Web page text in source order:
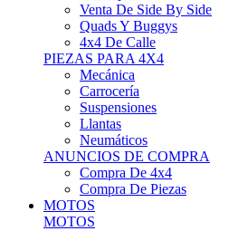
Quads Y Buggys
4x4 De Calle
PIEZAS PARA 4X4
Mecánica
Carrocería
Suspensiones
Llantas
Neumáticos
ANUNCIOS DE COMPRA
Compra De 4x4
Compra De Piezas
MOTOS
MOTOS
Motos De Circuito